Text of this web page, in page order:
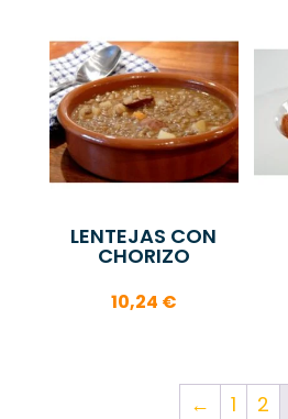
LENTEJAS CON
CHORIZO
10,24 €
← 1 2